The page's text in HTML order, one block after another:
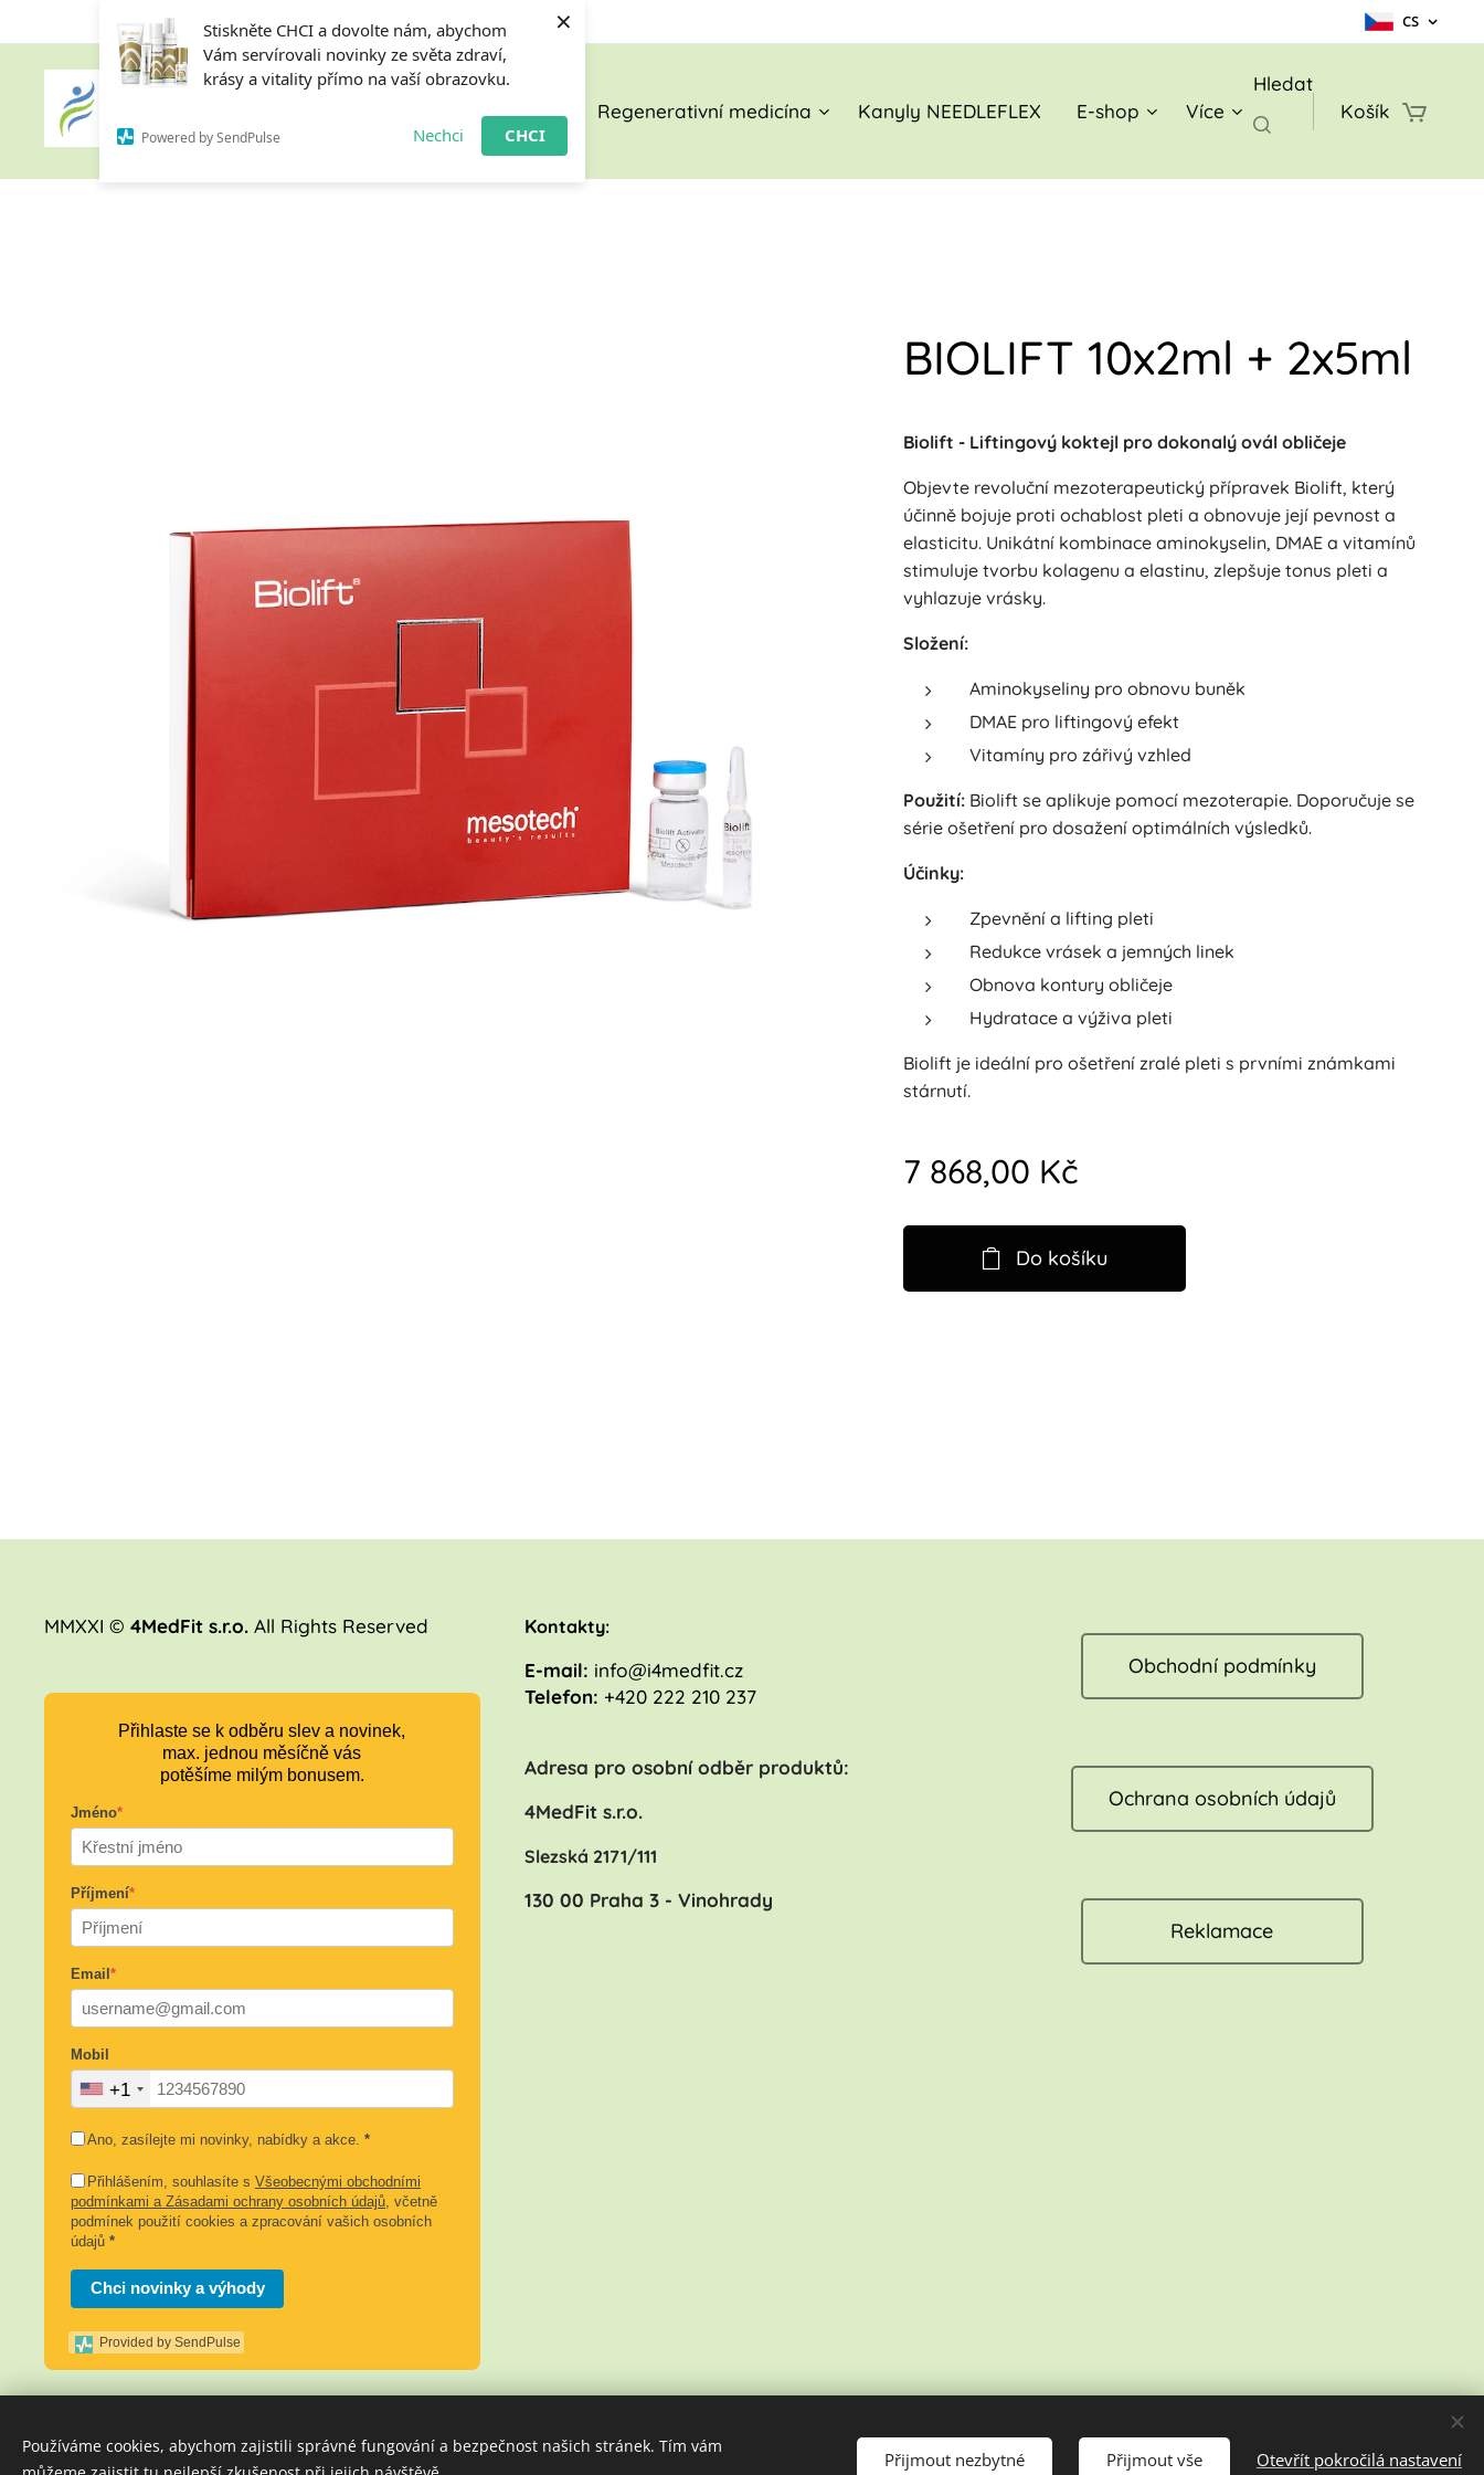
Stiskněte CHCI a dovolte nám, abychom
Vám servírovali novinky ze světa zdraví,
krásy a vitality přímo na vaší obrazovku.
Powered by SendPulse Nechci CHCI
× CS
O nás Regenerativní medicína Kanyly NEEDLEFLEX E-shop Více
Hledat
Košík
BIOLIFT 10x2ml + 2x5ml
Biolift - Liftingový koktejl pro dokonalý ovál obličeje
Objevte revoluční mezoterapeutický přípravek Biolift, který
účinně bojuje proti ochablost pleti a obnovuje její pevnost a
elasticitu. Unikátní kombinace aminokyselin, DMAE a vitamínů
stimuluje tvorbu kolagenu a elastinu, zlepšuje tonus pleti a
vyhlazuje vrásky.
Složení:
Aminokyseliny pro obnovu buněk
DMAE pro liftingový efekt
Vitamíny pro zářivý vzhled
Použití: Biolift se aplikuje pomocí mezoterapie. Doporučuje se
série ošetření pro dosažení optimálních výsledků.
Účinky:
Zpevnění a lifting pleti
Redukce vrásek a jemných linek
Obnova kontury obličeje
Hydratace a výživa pleti
Biolift je ideální pro ošetření zralé pleti s prvními známkami
stárnutí.
7 868,00 Kč
Do košíku
MMXXI © 4MedFit s.r.o. All Rights Reserved
Přihlaste se k odběru slev a novinek,
max. jednou měsíčně vás
potěšíme milým bonusem.
Jméno*
Příjmení*
Email *
Mobil
+1
Ano, zasílejte mi novinky, nabídky a akce. *
Přihlášením, souhlasíte s Všeobecnými obchodními
podmínkami a Zásadami ochrany osobních údajů, včetně
podmínek použití cookies a zpracování vašich osobních
údajů *
Chci novinky a výhody
Provided by SendPulse
Kontakty:
E-mail: info@i4medfit.cz
Telefon: +420 222 210 237
Adresa pro osobní odběr produktů:
4MedFit s.r.o.
Slezská 2171/111
130 00 Praha 3 - Vinohrady
Obchodní podmínky
Ochrana osobních údajů
Reklamace
Používáme cookies, abychom zajistili správné fungování a bezpečnost našich stránek. Tím vám
Přijmout nezbytné Přijmout vše Otevřít pokročilá nastavení